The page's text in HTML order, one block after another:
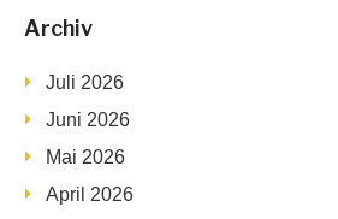
Archiv
Juli 2026
Juni 2026
Mai 2026
April 2026